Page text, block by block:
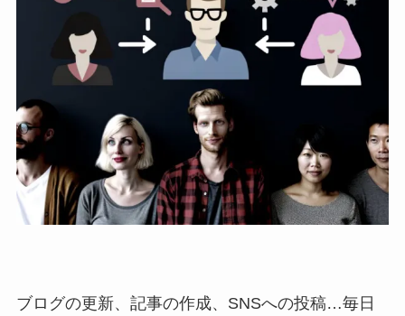
ブログの更新、記事の作成、SNSへの投稿…毎日